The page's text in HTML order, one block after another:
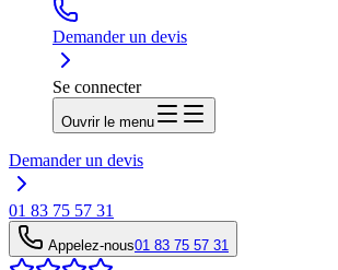
Demander un devis
Se connecter
Ouvrir le menu
Demander un devis
01 83 75 57 31
Appelez-nous01 83 75 57 31